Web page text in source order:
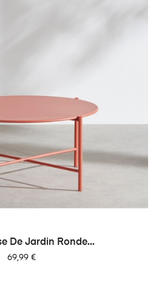
De Jardin Ronde...
Prix
69,99 €